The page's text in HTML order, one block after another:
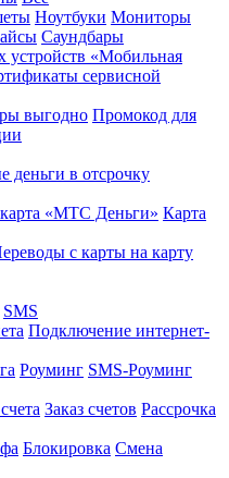
Ноутбуки Мониторы
Саундбары
устройств «Мобильная
сервисной
выгодно Промокод для
деньги в отсрочку
«МТС Деньги» Карта
с карты на карту
SMS
Подключение интернет-
Роуминг SMS-Роуминг
Заказ счетов Рассрочка
Блокировка Смена